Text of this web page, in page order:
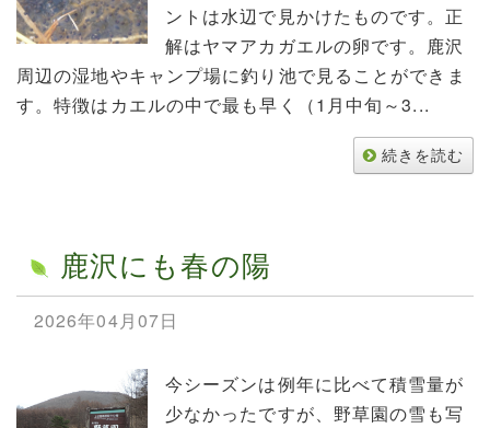
ントは水辺で見かけたものです。正
解はヤマアカガエルの卵です。鹿沢
周辺の湿地やキャンプ場に釣り池で見ることができま
す。特徴はカエルの中で最も早く（1月中旬～3...
続きを読む
鹿沢にも春の陽
2026年04月07日
今シーズンは例年に比べて積雪量が
少なかったですが、野草園の雪も写